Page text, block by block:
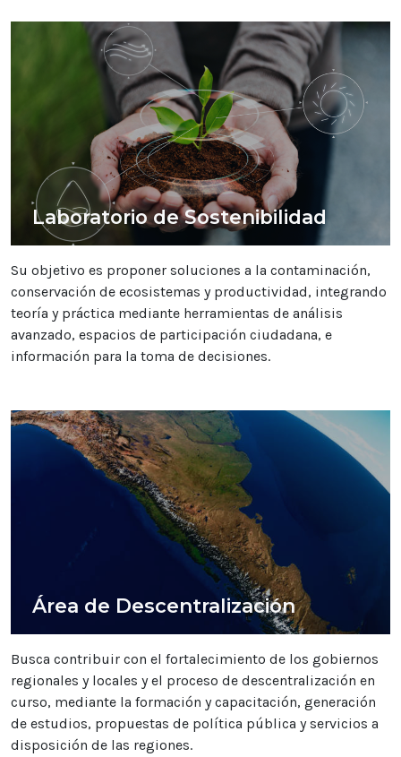
Laboratorio de Sostenibilidad
Su objetivo es proponer soluciones a la contaminación,
conservación de ecosistemas y productividad, integrando
teoría y práctica mediante herramientas de análisis
avanzado, espacios de participación ciudadana, e
información para la toma de decisiones.
Área de Descentralización
Busca contribuir con el fortalecimiento de los gobiernos
regionales y locales y el proceso de descentralización en
curso, mediante la formación y capacitación, generación
de estudios, propuestas de política pública y servicios a
disposición de las regiones.